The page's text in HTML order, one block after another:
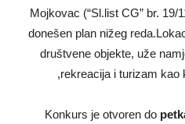
Mojkovac (“Sl.list CG” br. 19/
donešen plan nižeg
društvene objekte, uže
,rekreacija i turizam kao
Konkurs je otvoren do